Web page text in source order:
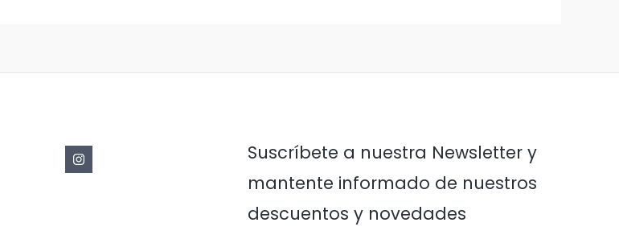
Suscríbete a nuestra Newsletter y
mantente informado de nuestros
descuentos y novedades